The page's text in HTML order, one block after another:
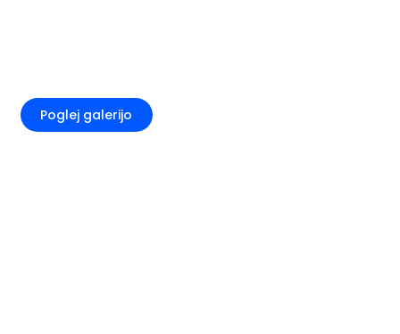
Poglej galerijo